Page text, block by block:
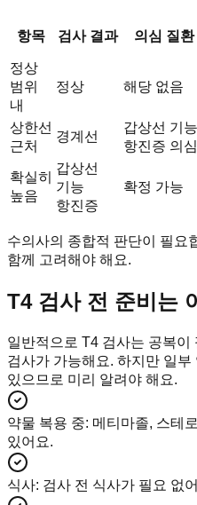
항목 검사 결과 의심 질환
정상
범위
내
정상 해당 없음
상한선
근처
경계선
갑상선 기능
항진증 의심
확실히
높음
갑상선
기능
항진증
확정 가능
수의사의 종합적 판단이 필요
함께 고려해야 해요.
T4 검사 전 준비는
일반적으로 T4 검사는 공복이
검사가 가능해요. 하지만 일
있으므로 미리 알려야 해요.
약물 복용 중: 메티마졸, 스테
있어요.
식사: 검사 전 식사가 필요 없